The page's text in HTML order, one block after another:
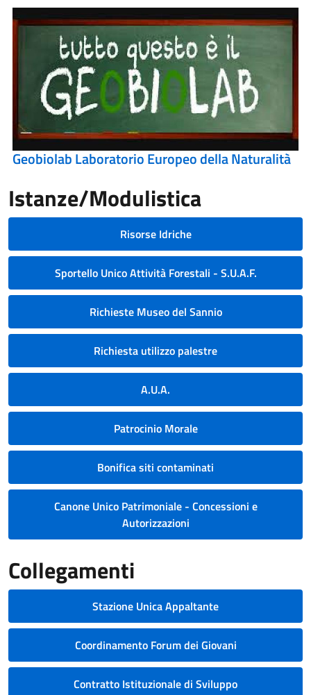
Geobiolab Laboratorio Europeo della Naturalità
Istanze/Modulistica
Risorse Idriche
Sportello Unico Attività Forestali - S.U.A.F.
Richieste Museo del Sannio
Richiesta utilizzo palestre
A.U.A.
Patrocinio Morale
Bonifica siti contaminati
Canone Unico Patrimoniale - Concessioni e
Autorizzazioni
Collegamenti
Stazione Unica Appaltante
Coordinamento Forum dei Giovani
Contratto Istituzionale di Sviluppo